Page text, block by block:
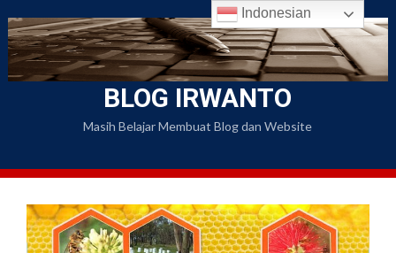
to
content
BLOG IRWANTO
Masih Belajar Membuat Blog dan Website
Indonesian